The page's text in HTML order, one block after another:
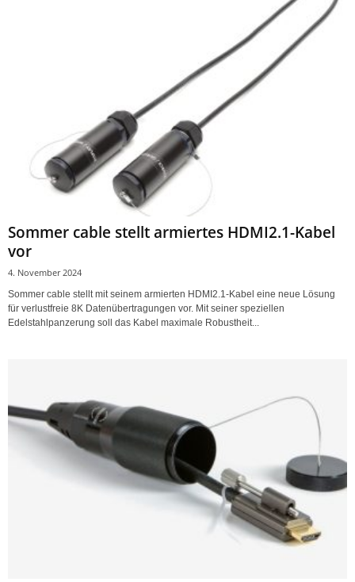
Sommer cable stellt armiertes HDMI2.1-Kabel
vor
4. November 2024
Sommer cable stellt mit seinem armierten HDMI2.1-Kabel eine neue Lösung
für verlustfreie 8K Datenübertragungen vor. Mit seiner speziellen
Edelstahlpanzerung soll das Kabel maximale Robustheit...